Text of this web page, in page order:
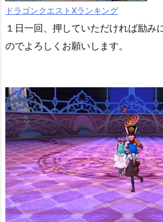
ドラゴンクエストXランキング
１日一回、押していただければ励み
のでよろしくお願いします。